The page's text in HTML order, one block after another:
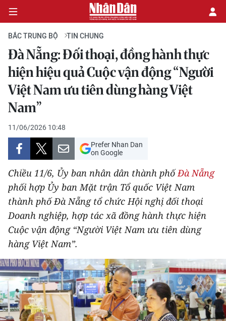
CHÍNH TRỊ
KINH TẾ
XÃ HỘI
PHÁP LUẬT
DU LỊCH
THẾ GIỚI
THỂ THAO
GIÁO DỤC
Y TẾ
KHOA HỌC - CÔNG NGHỆ
BẮC TRUNG BỘ TIN CHUNG
Đà Nẵng: Đối thoại, đồng hành thực
hiện hiệu quả Cuộc vận động “Người
Việt Nam ưu tiên dùng hàng Việt
Nam”
11/06/2026 10:48
Prefer Nhan Dan
on Google
Chiều 11/6, Ủy ban nhân dân thành phốĐà Nẵng
phối hợp Ủy ban Mặt trận Tổ quốc Việt Nam
thành phố Đà Nẵng tổ chức Hội nghị đối thoại
Doanh nghiệp, hợp tác xã đồng hành thực hiện
Cuộc vận động “Người Việt Nam ưu tiên dùng
hàng Việt Nam”.